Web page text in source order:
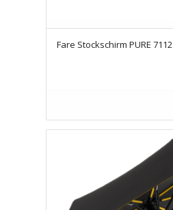
Fare Stockschirm PURE 7112